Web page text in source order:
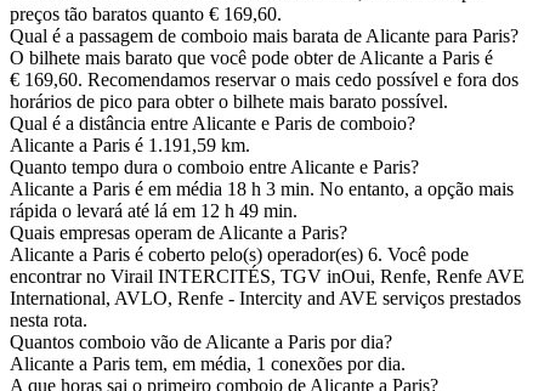
preços tão baratos quanto € 169,60.
Qual é a passagem de comboio mais barata de Alicante para Paris?
O bilhete mais barato que você pode obter de Alicante a Paris é
€ 169,60. Recomendamos reservar o mais cedo possível e fora dos
horários de pico para obter o bilhete mais barato possível.
Qual é a distância entre Alicante e Paris de comboio?
Alicante a Paris é 1.191,59 km.
Quanto tempo dura o comboio entre Alicante e Paris?
Alicante a Paris é em média 18 h 3 min. No entanto, a opção mais
rápida o levará até lá em 12 h 49 min.
Quais empresas operam de Alicante a Paris?
Alicante a Paris é coberto pelo(s) operador(es) 6. Você pode
encontrar no Virail INTERCITÉS, TGV inOui, Renfe, Renfe AVE
International, AVLO, Renfe - Intercity and AVE serviços prestados
nesta rota.
Quantos comboio vão de Alicante a Paris por dia?
Alicante a Paris tem, em média, 1 conexões por dia.
A que horas sai o primeiro comboio de Alicante a Paris?